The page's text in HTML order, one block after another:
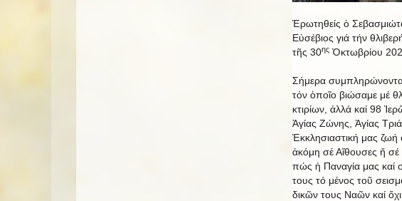
Ἐρωτηθείς ὁ
Εὐσέβιος γιά τήν
τῆς 30ηςὈκτωβρίου
Σήμερα
τόν ὁποῖο βιώσαμε μέ
κτιρίων, ἀλλά καί 98
Ἁγίας Ζώνης, Ἁγίας
Ἐκκλησιαστική μας ζωή
ἀκόμη σέ Αἴθουσες ἤ
πώς ἡ Παναγία μας καί
τους τό μένος τοῦ
δικῶν τους Ναῶν καί